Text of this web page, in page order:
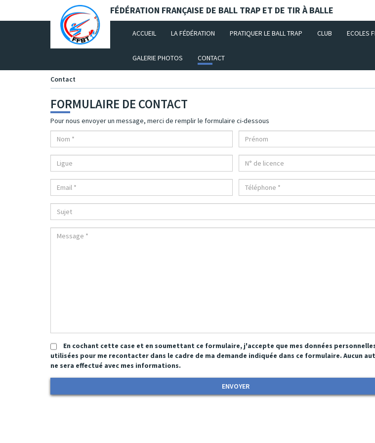
Panneau de gestion des cookies FÉDÉRATION FRANÇAISE DE BALL TRAP ET DE TIR À BALLE
ACCUEIL (CURRENT)
LA FÉDÉRATION PRATIQUER LE BALL TRAP CLUB ECOLES
GALERIE PHOTOS CONTACT
Contact
FORMULAIRE DE CONTACT
Pour nous envoyer un message, merci de remplir le formulaire ci-dessous
En cochant cette case et en soumettant ce formulaire, j'accepte que mes données
utilisées pour me recontacter dans le cadre de ma demande indiquée dans ce formulaire. Aucun
ne sera effectué avec mes informations.
ENVOYER